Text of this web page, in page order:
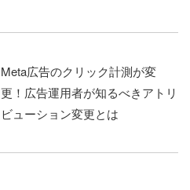
Meta広告のクリック計測が変
更！広告運用者が知るべきアトリ
ビューション変更とは